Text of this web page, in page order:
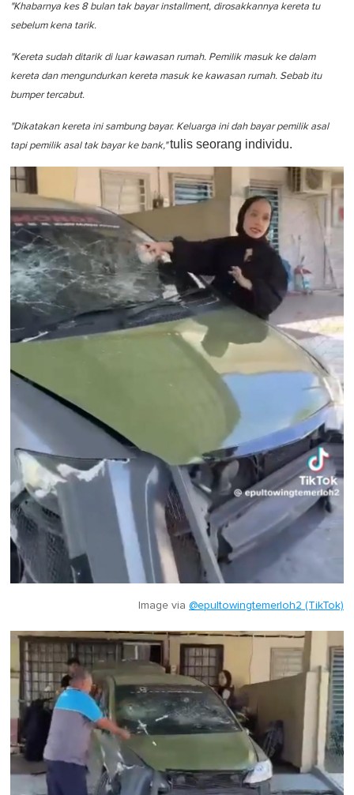
n
u
0
"Khabarnya kes 8 bulan tak bayar installment, dirosakkannya kereta tu
sebelum kena tarik.
"Kereta sudah ditarik di luar kawasan rumah. Pemilik masuk ke dalam
kereta dan mengundurkan kereta masuk ke kawasan rumah. Sebab itu
bumper tercabut.
"Dikatakan kereta ini sambung bayar. Keluarga ini dah bayar pemilik asal
tapi pemilik asal tak bayar ke bank,"tulis seorang individu.
Image via @epultowingtemerloh2 (TikTok)